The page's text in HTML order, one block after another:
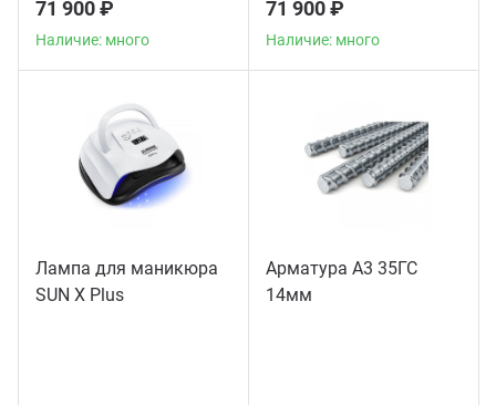
71 900 ₽
Наличие: много
71 900 ₽
Наличие: много
Лампа для маникюра
SUN X Plus
Арматура А3 35ГС
14мм